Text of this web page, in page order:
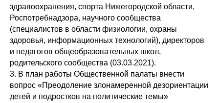
здравоохранения, спорта Нижегородской области,
Роспотребнадзора, научного сообщества
(специалистов в области физиологии, охраны
здоровья, информационных технологий), директоров
и педагогов общеобразовательных школ,
родительского сообщества (03.03.2021).
3. В план работы Общественной палаты внести
вопрос «Преодоление злонамеренной дезориентации
детей и подростков на политические темы»